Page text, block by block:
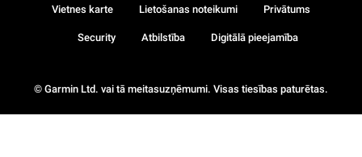
© Garmin Ltd. vai tā meitasuzņēmumi. Visas tiesības paturētas.
Vietnes karte Lietošanas noteikumi Privātums
Security Atbilstība Digitālā pieejamība